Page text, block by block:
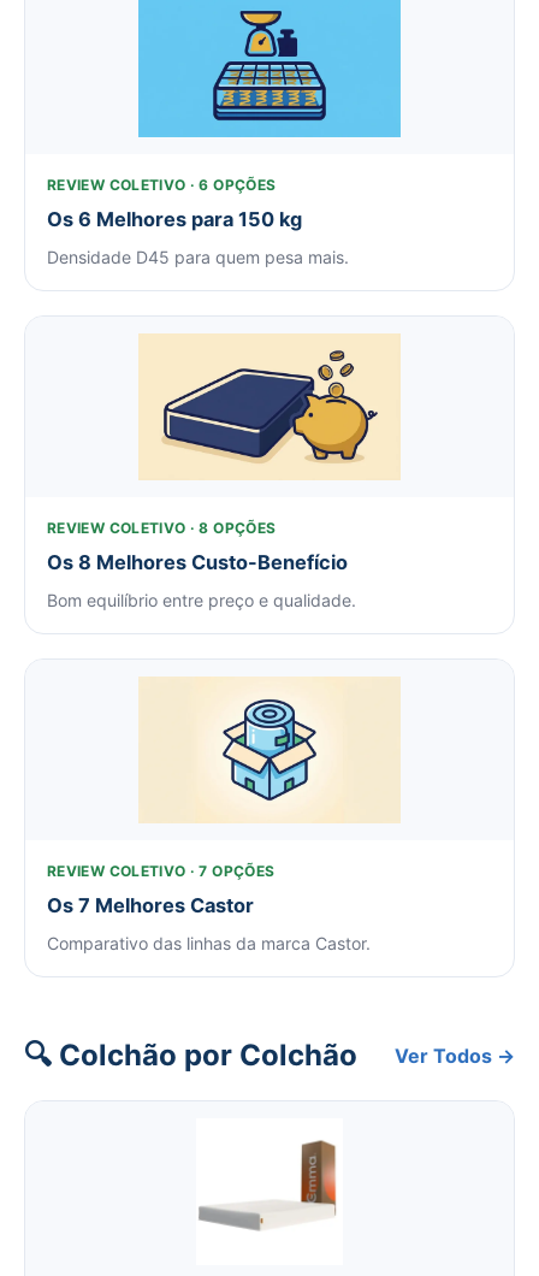
REVIEW COLETIVO · 6 OPÇÕES
Os 6 Melhores para 150 kg
Densidade D45 para quem pesa mais.
REVIEW COLETIVO · 8 OPÇÕES
Os 8 Melhores Custo-Benefício
Bom equilíbrio entre preço e qualidade.
REVIEW COLETIVO · 7 OPÇÕES
Os 7 Melhores Castor
Comparativo das linhas da marca Castor.
🔍 Colchão por Colchão Ver Todos →